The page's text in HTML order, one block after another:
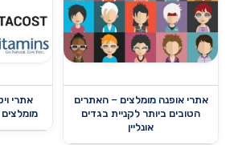
אתרי אופנה מומלצים – האתרים
הטובים ביותר לקניית בגדים
אונליין
אתרי